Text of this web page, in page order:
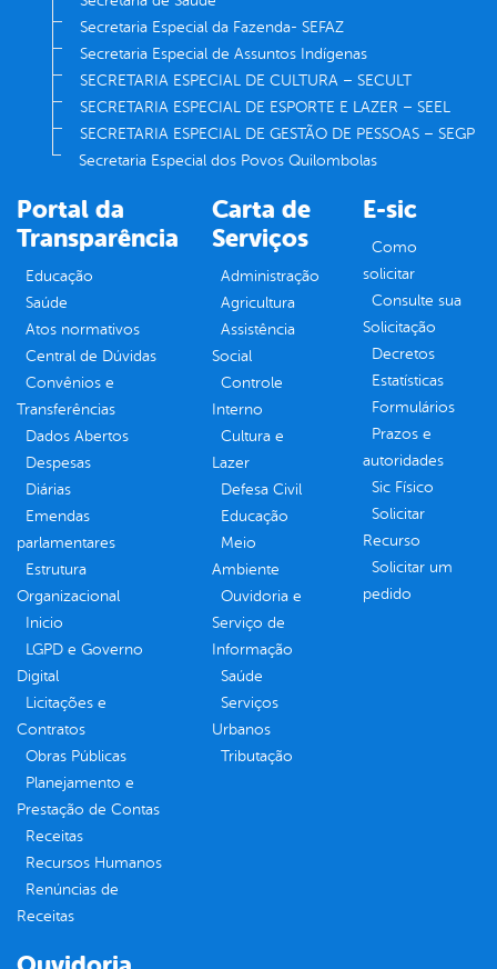
Secretaria Especial da Fazenda- SEFAZ
Secretaria Especial de Assuntos Indígenas
SECRETARIA ESPECIAL DE CULTURA – SECULT
SECRETARIA ESPECIAL DE ESPORTE E LAZER – SEEL
SECRETARIA ESPECIAL DE GESTÃO DE PESSOAS – SEGP
Secretaria Especial dos Povos Quilombolas
Portal da
Transparência
Educação
Saúde
Atos normativos
Central de Dúvidas
Convênios e
Transferências
Dados Abertos
Despesas
Diárias
Emendas
parlamentares
Estrutura
Organizacional
Inicio
LGPD e Governo
Digital
Licitações e
Contratos
Obras Públicas
Planejamento e
Prestação de Contas
Receitas
Recursos Humanos
Renúncias de
Receitas
Carta de
Serviços
Administração
Agricultura
Assistência
Social
Controle
Interno
Cultura e
Lazer
Defesa Civil
Educação
Meio
Ambiente
Ouvidoria e
Serviço de
Informação
Saúde
Serviços
Urbanos
Tributação
E-sic
Como
solicitar
Consulte sua
Solicitação
Decretos
Estatísticas
Formulários
Prazos e
autoridades
Sic Físico
Solicitar
Recurso
Solicitar um
pedido